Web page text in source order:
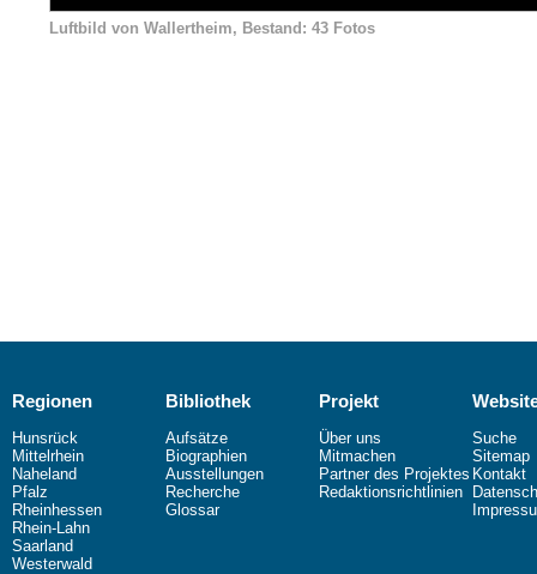
Luftbild von Wallertheim, Bestand: 43 Fotos
Regionen
Hunsrück
Mittelrhein
Naheland
Pfalz
Rheinhessen
Rhein-Lahn
Saarland
Westerwald
Bibliothek
Aufsätze
Biographien
Ausstellungen
Recherche
Glossar
Projekt
Über uns
Mitmachen
Partner des Projektes
Redaktionsrichtlinien
Suche
Sitemap
Kontakt